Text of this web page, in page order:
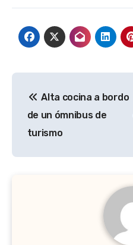
de
entradas
Alta cocina a bordo
de un ómnibus de
turismo